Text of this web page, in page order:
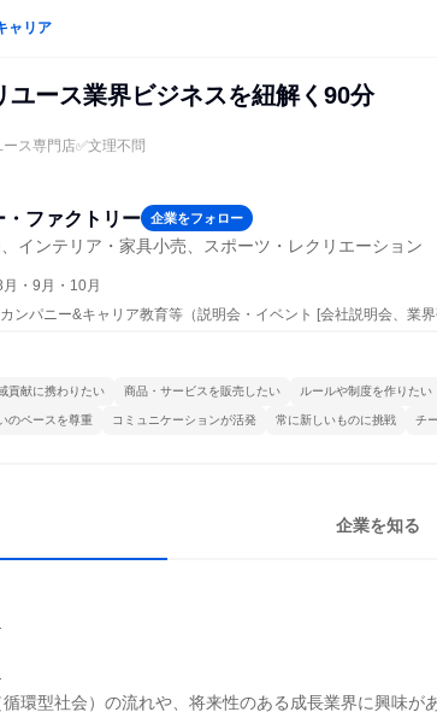
ャリア
ース業界ビジネスを紐解く90分
ス専門店✅文理不問
ファクトリー 企業をフォロー
インテリア・家具小売、スポーツ・レクリエーション
・9月・10月
ンパニー&キャリア教育等（説明会・イベント [会社説明会、業界
貢献に携わりたい 商品・サービスを販売したい ルールや制度を作りたい
のペースを尊重 コミュニケーションが活発 常に新しいものに挑戦 チ
企業を知る
環型社会）の流れや、将来性のある成長業界に興味が